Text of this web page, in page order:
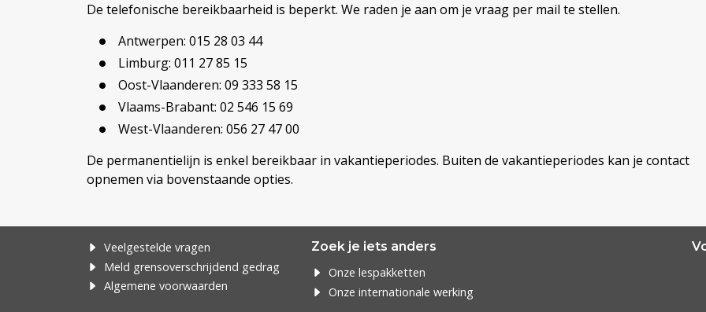
De telefonische bereikbaarheid is beperkt. We raden je aan om je vraag per mail te stellen.
Antwerpen: 015 28 03 44
Limburg: 011 27 85 15
Oost-Vlaanderen: 09 333 58 15
Vlaams-Brabant: 02 546 15 69
West-Vlaanderen: 056 27 47 00
De permanentielijn is enkel bereikbaar in vakantieperiodes. Buiten de vakantieperiodes kan je contact
opnemen via bovenstaande opties.
Veelgestelde vragen
Meld grensoverschrijdend gedrag
Algemene voorwaarden
Zoek je iets anders
Onze lespakketten
Onze internationale werking